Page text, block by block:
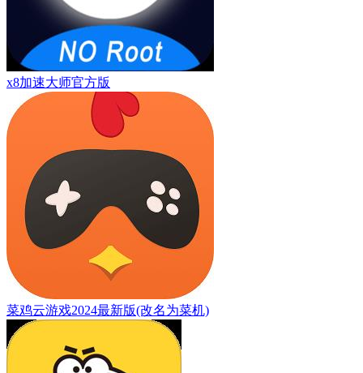
x8加速大师官方版
菜鸡云游戏2024最新版(改名为菜机)